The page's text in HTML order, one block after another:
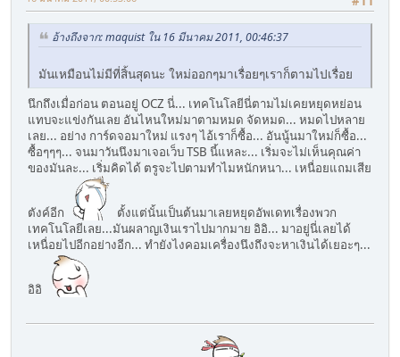
อ้างถึงจาก: maquist ใน 16 มีนาคม 2011, 00:46:37
มันเหมือนไม่มีที่สิ้นสุดนะ ใหม่ออกๆมาเรื่อยๆเราก็ตามไปเรื่อย
นึกถึงเมื่อก่อน ตอนอยู่ OCZ นี่... เทคโนโลยีนี่ตามไม่เคยหยุดหย่อน
แทบจะแข่งกันเลย อันไหนใหม่มาตามหมด จัดหมด... หมดไปหลาย
เลย... อย่าง การ์ดจอมาใหม่ แรงๆ ไอ้เราก็ซื้อ... อันนู้นมาใหม่ก็ซื้อ...
ซื้อๆๆๆ... จนมาวันนึงมาเจอเว็บ TSB นี้แหละ... เริ่มจะไม่เห็นคุณค่า
ของมันละ... เริ่มคิดได้ ตรูจะไปตามทำไมหนักหนา... เหนื่อยแถมเสีย
ตังค์อีก
ตั้งแต่นั้นเป็นต้นมาเลยหยุดอัพเดทเรื่องพวก
เทคโนโลยีเลย...มันผลาญเงินเราไปมากมาย อิอิ... มาอยู่นี่เลยได้
เหนื่อยไปอีกอย่างอีก... ทำยังไงคอมเครื่องนึงถึงจะหาเงินได้เยอะๆ...
อิอิ